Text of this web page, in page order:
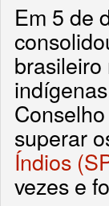
Em 5 de
superar
Índios
vezes e